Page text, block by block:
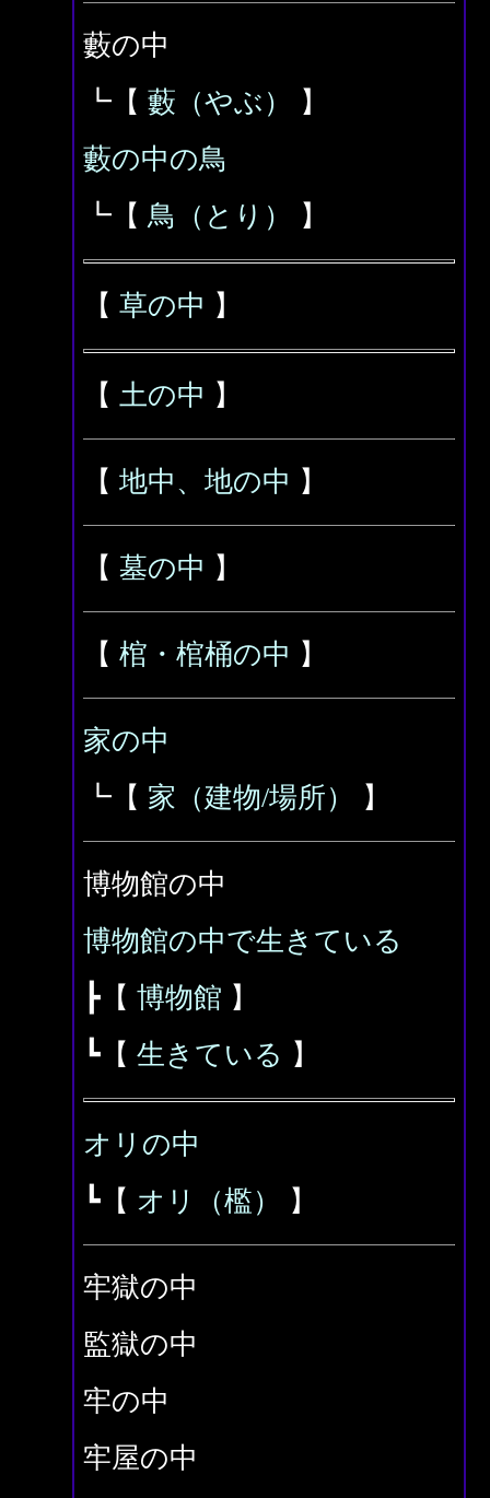
藪の中
┗【 藪（やぶ）
】
藪の中の鳥
┗【 鳥（とり） 】
【 草の中 】
【 土の中 】
【 地中、地の中 】
【 墓の中 】
【 棺・棺桶の中 】
家の中
┗【 家（建物/場所） 】
博物館の中
博物館の中で生きている
┣【 博物館 】
┗【 生きている 】
オリの中
┗【 オリ（檻） 】
牢獄の中
監獄の中
牢の中
牢屋の中